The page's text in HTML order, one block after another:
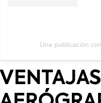
Una publicación